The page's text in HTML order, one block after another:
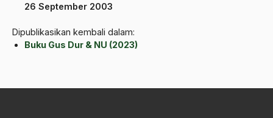
26 September 2003
Dipublikasikan kembali dalam:
Buku Gus Dur & NU (2023)
Angkatan Laut AS
Ansor
Antara Keyakinan dan Keuletan